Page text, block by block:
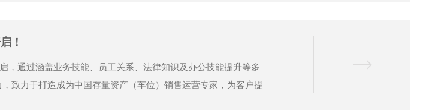
！
，通过涵盖业务技能、员工关系、法律知识及办公技能提升等多
致力于打造成为中国存量资产（车位）销售运营专家，为客户提